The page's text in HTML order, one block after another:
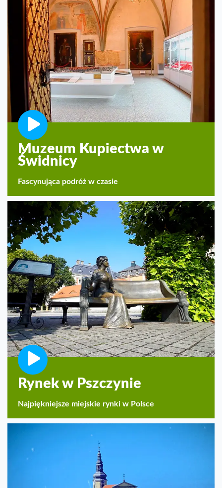
Muzeum Kupiectwa w
Świdnicy
Fascynująca podróż w czasie
Rynek w Pszczynie
Najpiękniejsze miejskie rynki w Polsce